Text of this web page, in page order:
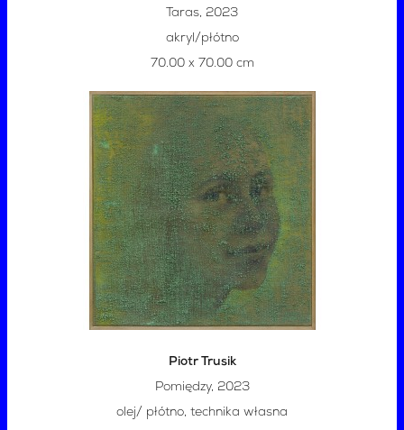
Taras, 2023
akryl/płótno
70.00 x 70.00 cm
Piotr Trusik
Pomiędzy, 2023
olej/ płótno, technika własna